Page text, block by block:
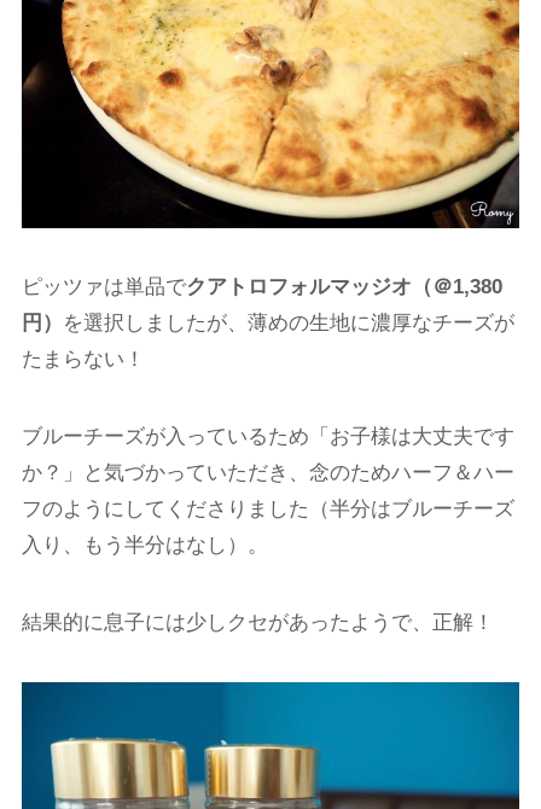
ピッツァは単品でクアトロフォルマッジオ（＠1,380
円）
を選択しましたが、薄めの生地に濃厚なチーズが
たまらない！
ブルーチーズが入っているため「お子様は大丈夫です
か？」と気づかっていただき、念のためハーフ＆ハー
フのようにしてくださりました（半分はブルーチーズ
入り、もう半分はなし）。
結果的に息子には少しクセがあったようで、正解！